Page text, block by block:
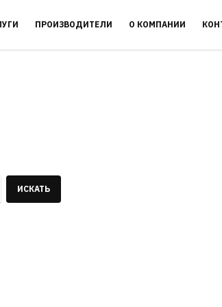
ПРОИЗВОДИТЕЛИ О КОМПАНИИ
ИСКАТЬ